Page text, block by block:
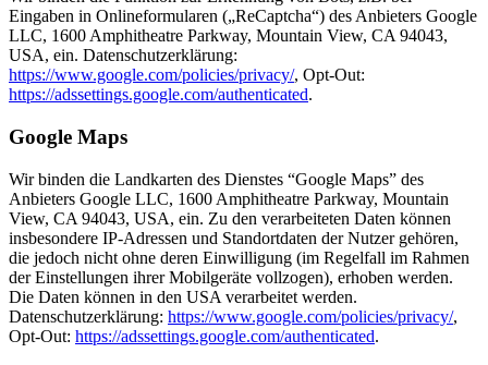
Eingaben in Onlineformularen („ReCaptcha“) des Anbieters Google
LLC, 1600 Amphitheatre Parkway, Mountain View, CA 94043,
USA, ein. Datenschutzerklärung:
https://www.google.com/policies/privacy/, Opt-Out:
https://adssettings.google.com/authenticated.
Google Maps
Wir binden die Landkarten des Dienstes “Google Maps” des
Anbieters Google LLC, 1600 Amphitheatre Parkway, Mountain
View, CA 94043, USA, ein. Zu den verarbeiteten Daten können
insbesondere IP-Adressen und Standortdaten der Nutzer gehören,
die jedoch nicht ohne deren Einwilligung (im Regelfall im Rahmen
der Einstellungen ihrer Mobilgeräte vollzogen), erhoben werden.
Die Daten können in den USA verarbeitet werden.
Datenschutzerklärung: https://www.google.com/policies/privacy/,
Opt-Out: https://adssettings.google.com/authenticated.